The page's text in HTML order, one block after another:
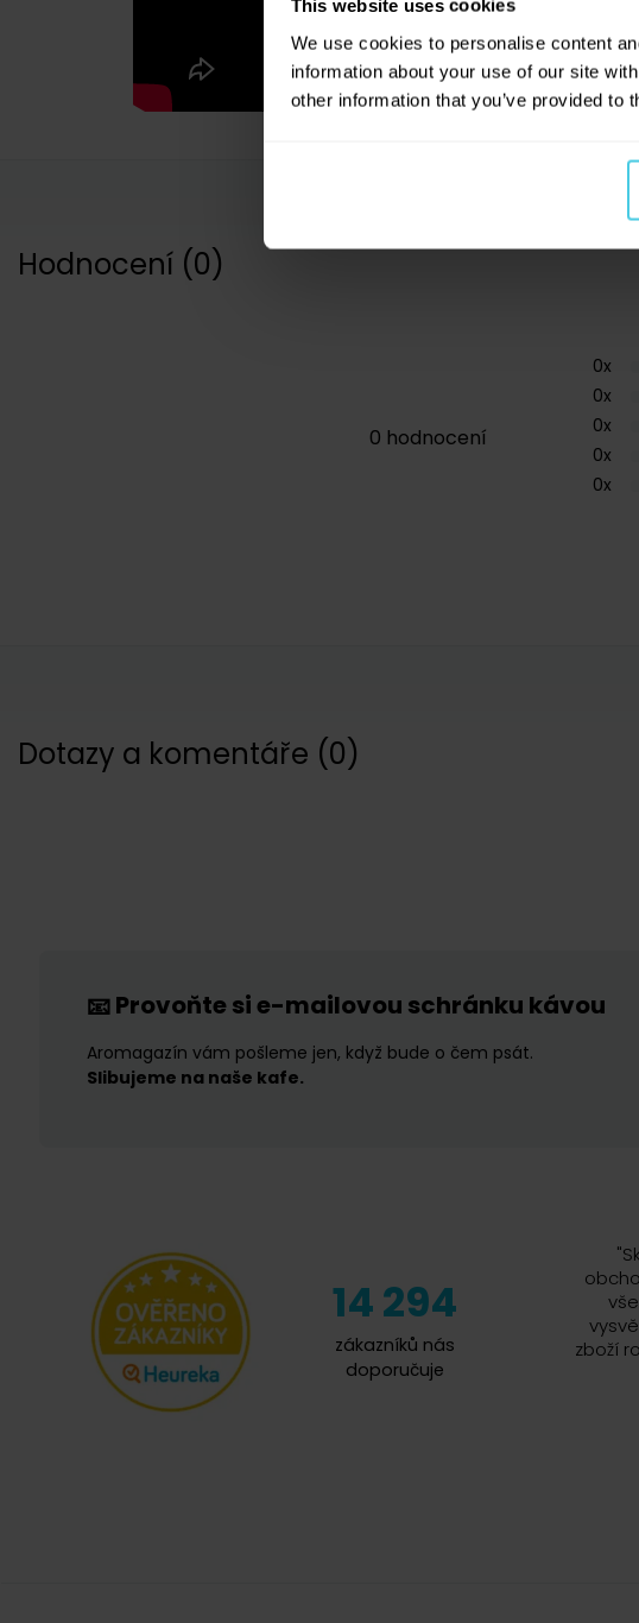
This website uses cookies
We use cookies to personalise content
information about your use of our site
other information that you’ve provided to
Hodnocení (0)
0 hodnocení
0x
0x
0x
0x
0x
Dotazy a komentáře (0)
📧Provoňte si e-mailovou schránku kávou
Aromagazín vám pošleme jen, když bude o čem psát.
Slibujeme na naše kafe.
14 294
zákazníků nás
doporučuje
"
zboží